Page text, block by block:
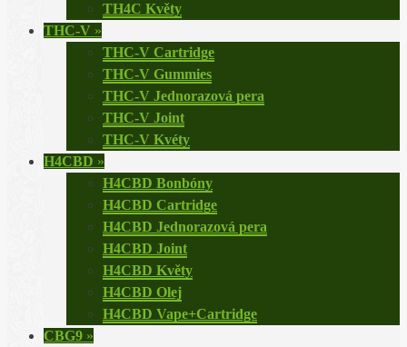
TH4C Květy
THC-V »
THC-V Cartridge
THC-V Gummies
THC-V Jednorazová pera
THC-V Joint
THC-V Kvéty
H4CBD »
H4CBD Bonbóny
H4CBD Cartridge
H4CBD Jednorazová pera
H4CBD Joint
H4CBD Květy
H4CBD Olej
H4CBD Vape+Cartridge
CBG9 »